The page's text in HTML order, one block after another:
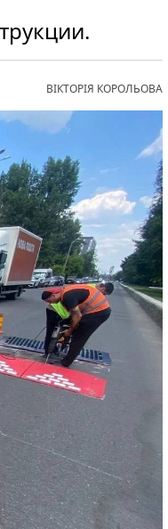
ВІКТОРІЯ КОРОЛЬОВА